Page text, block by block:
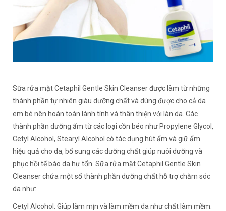
Sữa rửa mặt Cetaphil Gentle Skin Cleanser được làm từ những
thành phần tự nhiên giàu dưỡng chất và dùng được cho cả da
em bé nên hoàn toàn lành tính và thân thiện với làn da. Các
thành phần dưỡng ẩm từ các loại cồn béo như Propylene Glycol,
Cetyl Alcohol, Stearyl Alcohol có tác dụng hút ẩm và giữ ẩm
hiệu quả cho da, bổ sung các dưỡng chất giúp nuôi dưỡng và
phục hồi tế bào da hư tổn. Sữa rửa mặt Cetaphil Gentle Skin
Cleanser chứa một số thành phần dưỡng chất hỗ trợ chăm sóc
da như:
Cetyl Alcohol: Giúp làm mịn và làm mềm da như chất làm mềm.